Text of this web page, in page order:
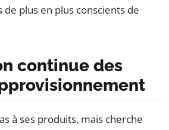
plus en plus conscients de
continue des
à ses produits, mais cherche